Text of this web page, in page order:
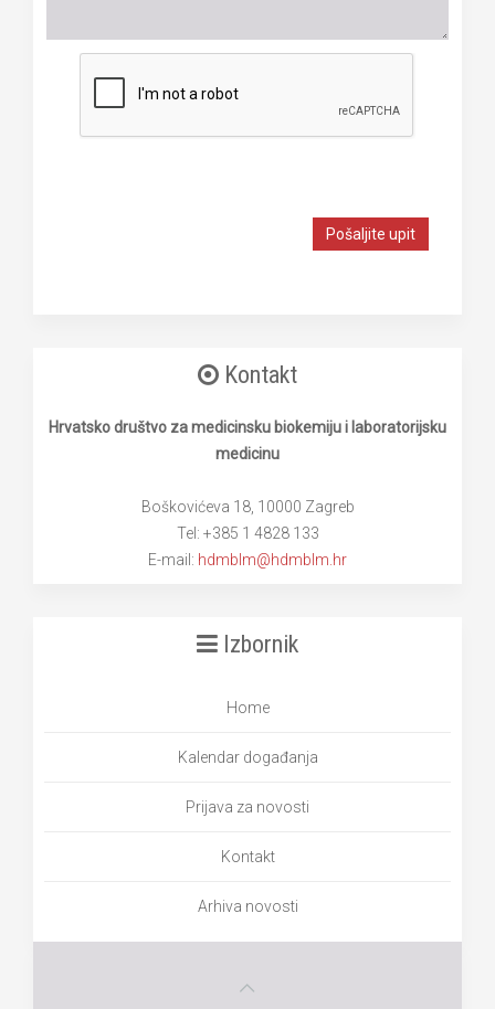
Pošaljite upit
Kontakt
Hrvatsko društvo za medicinsku biokemiju i laboratorijsku
medicinu
Boškovićeva 18, 10000 Zagreb
Tel: +385 1 4828 133
E-mail: hdmblm@hdmblm.hr
Izbornik
Home
Kalendar događanja
Prijava za novosti
Kontakt
Arhiva novosti